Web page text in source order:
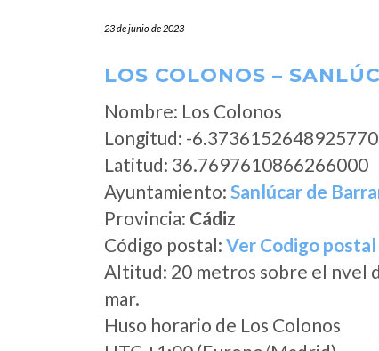
23 de junio de 2023
LOS COLONOS –
Nombre: Los Colonos
Longitud: -6.3736152648925770
Latitud: 36.7697610866266000
Ayuntamiento: Sanlúcar de
Provincia: Cádiz
Código postal: Ver Codigo postal
Altitud: 20 metros sobre el nvel
mar.
Huso horario de Los Colonos